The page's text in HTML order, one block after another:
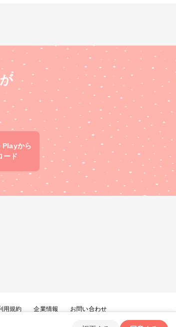
から
ード
用規約 企業情報 お問い合わせ